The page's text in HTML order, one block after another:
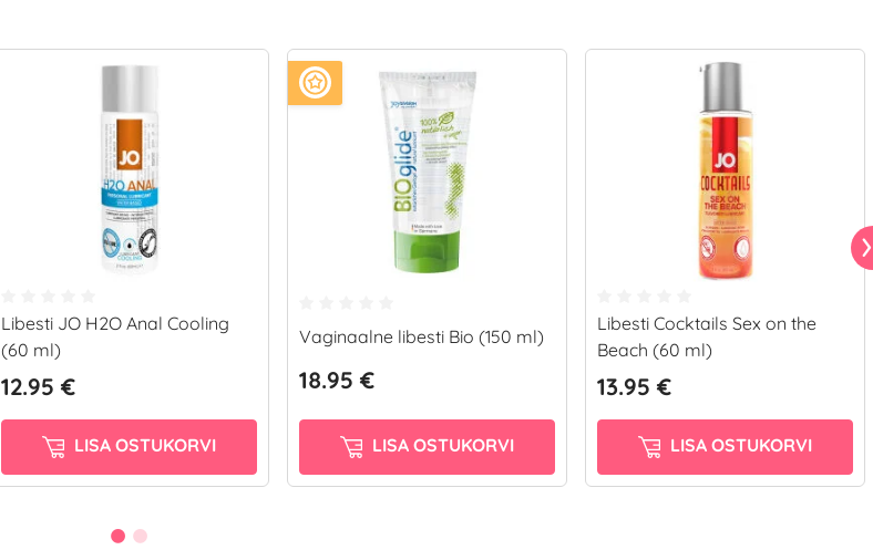
Libesti JO H2O Anal Cooling
(60 ml)
12.95 €
LISA OSTUKORVI
Vaginaalne libesti Bio (150 ml)
18.95 €
LISA OSTUKORVI
Libesti Cocktails Sex on the
Beach (60 ml)
13.95 €
LISA OSTUKORVI